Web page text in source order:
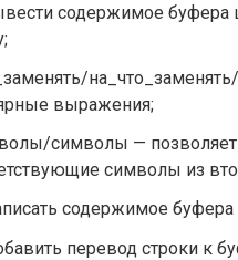
содержимое буфера
выражения;
символы — позволяет
символы из
содержимое
перевод строки к